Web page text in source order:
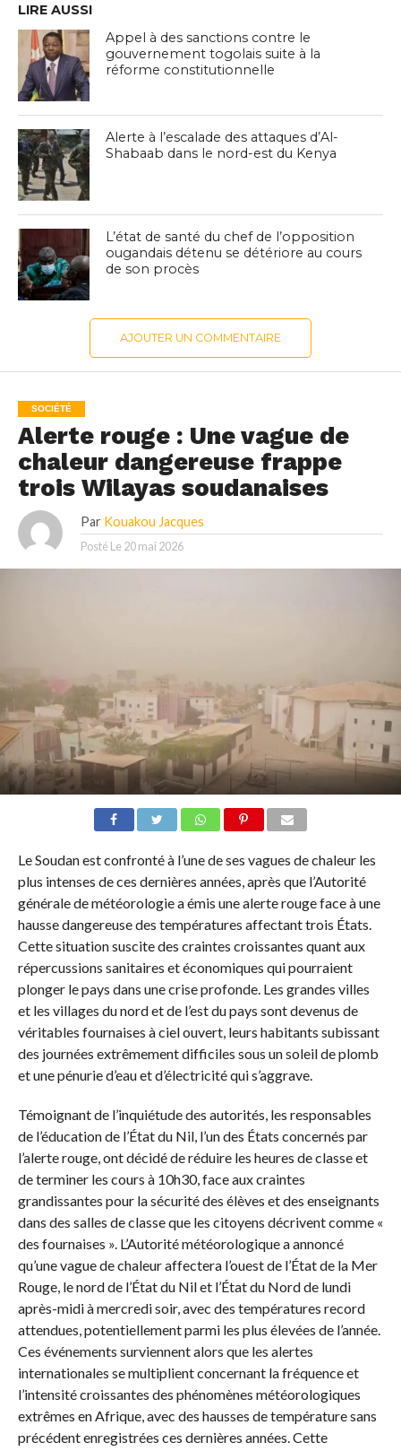
LIRE AUSSI
Appel à des sanctions contre le
gouvernement togolais suite à la
réforme constitutionnelle
Alerte à l’escalade des attaques d’Al-
Shabaab dans le nord-est du Kenya
L’état de santé du chef de l’opposition
ougandais détenu se détériore au cours
de son procès
AJOUTER UN COMMENTAIRE
SOCIÉTÉ
Alerte rouge : Une vague de
chaleur dangereuse frappe
trois Wilayas soudanaises
Par Kouakou Jacques
Posté Le 20 mai 2026
Le Soudan est confronté à l’une de ses vagues de chaleur les
plus intenses de ces dernières années, après que l’Autorité
générale de météorologie a émis une alerte rouge face à une
hausse dangereuse des températures affectant trois États.
Cette situation suscite des craintes croissantes quant aux
répercussions sanitaires et économiques qui pourraient
plonger le pays dans une crise profonde. Les grandes villes
et les villages du nord et de l’est du pays sont devenus de
véritables fournaises à ciel ouvert, leurs habitants subissant
des journées extrêmement difficiles sous un soleil de plomb
et une pénurie d’eau et d’électricité qui s’aggrave.
Témoignant de l’inquiétude des autorités, les responsables
de l’éducation de l’État du Nil, l’un des États concernés par
l’alerte rouge, ont décidé de réduire les heures de classe et
de terminer les cours à 10h30, face aux craintes
grandissantes pour la sécurité des élèves et des enseignants
dans des salles de classe que les citoyens décrivent comme «
des fournaises ». L’Autorité météorologique a annoncé
qu’une vague de chaleur affectera l’ouest de l’État de la Mer
Rouge, le nord de l’État du Nil et l’État du Nord de lundi
après-midi à mercredi soir, avec des températures record
attendues, potentiellement parmi les plus élevées de l’année.
Ces événements surviennent alors que les alertes
internationales se multiplient concernant la fréquence et
l’intensité croissantes des phénomènes météorologiques
extrêmes en Afrique, avec des hausses de température sans
précédent enregistrées ces dernières années. Cette